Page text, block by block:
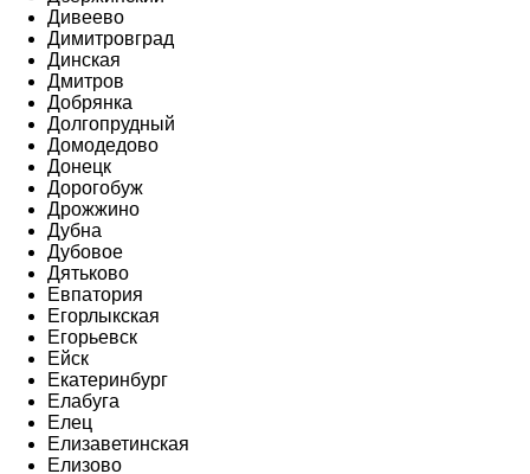
Дивеево
Димитровград
Динская
Дмитров
Добрянка
Долгопрудный
Домодедово
Донецк
Дорогобуж
Дрожжино
Дубна
Дубовое
Дятьково
Евпатория
Егорлыкская
Егорьевск
Ейск
Екатеринбург
Елабуга
Елец
Елизаветинская
Елизово